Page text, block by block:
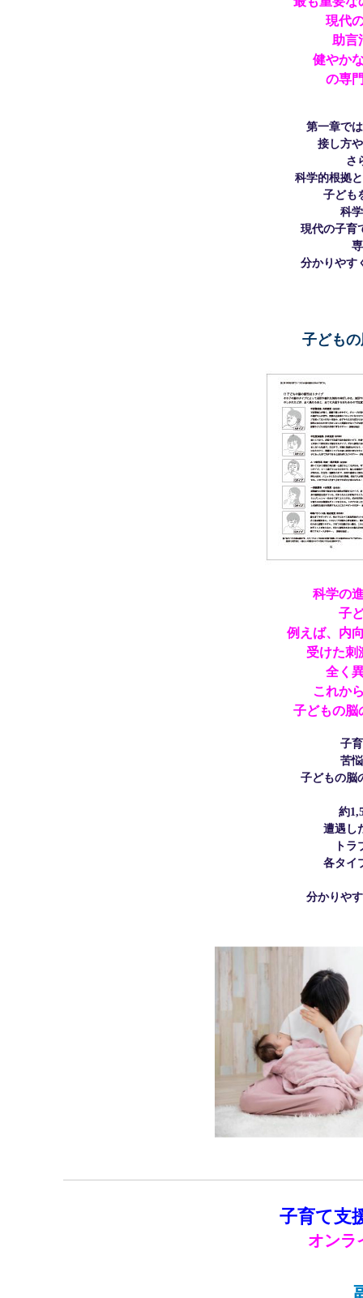
現代
助言
健やか
の専
第一章で
接し方
さ
科学的根拠
子ども
科
現代の子育
分かりやす
子ども
科学の
子
例えば、内
受けた刺
全く
これか
子どもの
子
苦
子どもの脳
約
遭遇し
ト
各タイ
分かりや
子育て支
オンラ